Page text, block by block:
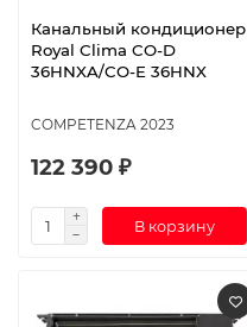
Канальный кондиционер
Royal Clima CO-D
36HNXA/CO-E 36HNX
COMPETENZA 2023
122 390 ₽
В корзину